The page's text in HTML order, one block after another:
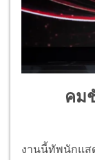
คม
งานนี้ทัพนักแส